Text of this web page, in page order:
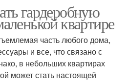
гардеробную
квартире
часть любого дома,
и все, что связано с
в небольших квартирах
может стать настоящей